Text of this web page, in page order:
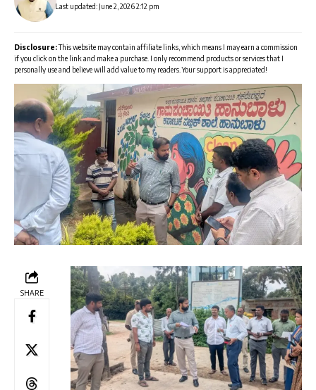
Last updated: June 2, 2026 2:12 pm
Disclosure:This website may contain affiliate links, which means I may earn a commission
if you click on the link and make a purchase. I only recommend products or services that I
personally use and believe will add value to my readers. Your support is appreciated!
SHARE